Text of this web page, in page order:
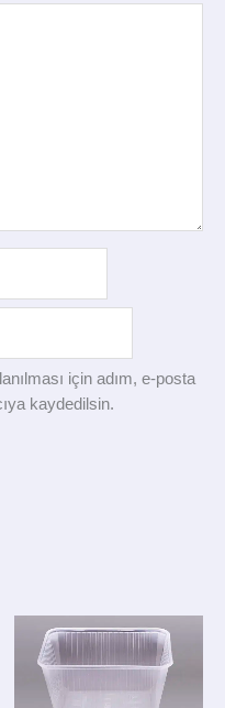
için adım, e-posta
kaydedilsin.